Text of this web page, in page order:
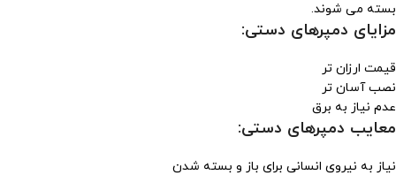
بسته می شوند.
مزایای دمپرهای دستی:
قیمت ارزان تر
نصب آسان تر
عدم نیاز به برق
معایب دمپرهای دستی:
نیاز به نیروی انسانی برای باز و بسته شدن